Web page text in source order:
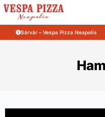
Sárvár – Vespa Pizza Neapolis